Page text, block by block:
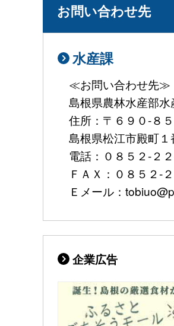
お問い合わせ先
水産課
≪お問い合わせ先≫
島根県農林水産部水
住所：〒６９０-８
島根県松江市殿町１
電話：０８５２-２
ＦＡＸ：０８５２-
Ｅメール：
企業広告